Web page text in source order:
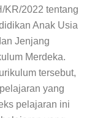
KR/2022 tentang
Anak Usia
Jenjang
Merdeka.
tersebut,
yang
pelajaran ini